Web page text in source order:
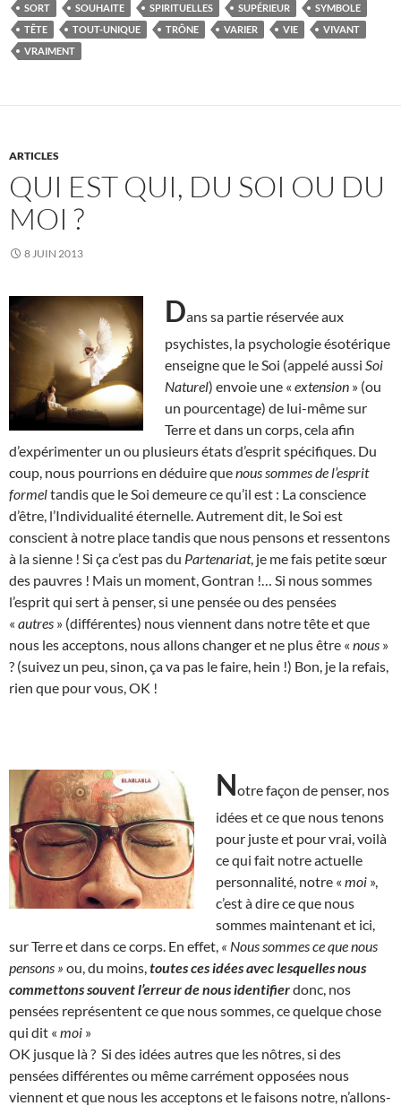
SORT
SOUHAITE SPIRITUELLES SUPÉRIEUR
SYMBOLE
TÊTE
TOUT-UNIQUE TRÔNE VARIER VIE
VIVANT
VRAIMENT
ARTICLES
QUI EST QUI, DU SOI OU DU
MOI ?
8 JUIN 2013
Dans sa partie réservée aux
psychistes, la psychologie ésotérique
enseigne que le Soi (appelé aussi Soi
Naturel) envoie une « extension » (ou
un pourcentage) de lui-même sur
Terre et dans un corps, cela afin
d’expérimenter un ou plusieurs états d’esprit spécifiques. Du
coup, nous pourrions en déduire quenous sommes de l’esprit
formeltandis que le Soi demeure ce qu’il est : La conscience
d’être, l’Individualité éternelle. Autrement dit, le Soi est
conscient à notre place tandis que nous pensons et ressentons
à la sienne ! Si ça c’est pas du Partenariat, je me fais petite sœur
des pauvres ! Mais un moment, Gontran !… Si nous sommes
l’esprit qui sert à penser, si une pensée ou des pensées
« autres » (différentes) nous viennent dans notre tête et que
nous les acceptons, nous allons changer et ne plus être « nous »
? (suivez un peu, sinon, ça va pas le faire, hein !) Bon, je la refais,
rien que pour vous, OK !
Notre façon de penser, nos
idées et ce que nous tenons
pour juste et pour vrai, voilà
ce qui fait notre actuelle
personnalité, notre « moi »,
c’est à dire ce que nous
sommes maintenant et ici,
sur Terre et dans ce corps. En effet, « Nous sommes ce que nous
pensons » ou, du moins, toutes ces idées avec lesquelles nous
commettons souvent l’erreur de nous identifierdonc, nos
pensées représentent ce que nous sommes, ce quelque chose
qui dit « moi »
OK jusque là ? Si des idées autres que les nôtres, si des
pensées différentes ou même carrément opposées nous
viennent et que nous les acceptons et le faisons notre, n’allons-